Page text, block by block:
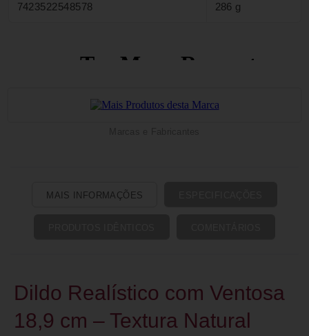
7423522548578 286 g
MAIS INFORMAÇÕES
Dildo Realístico com Ventosa
18,9 cm – Textura Natural